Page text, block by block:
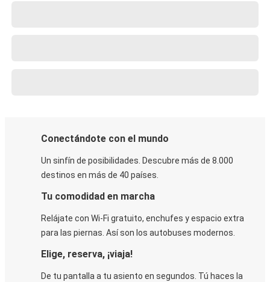
Conectándote con el mundo
Un sinfín de posibilidades. Descubre más de 8.000
destinos en más de 40 países.
Tu comodidad en marcha
Relájate con Wi-Fi gratuito, enchufes y espacio extra
para las piernas. Así son los autobuses modernos.
Elige, reserva, ¡viaja!
De tu pantalla a tu asiento en segundos. Tú haces la